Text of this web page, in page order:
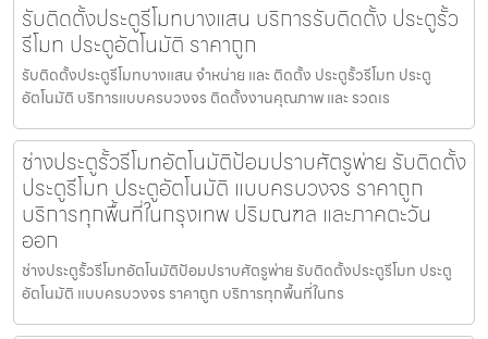
รับติดตั้งประตูรีโมทบางแสน บริการรับติดตั้ง ประตูรั้ว
รีโมท ประตูอัตโนมัติ ราคาถูก
รับติดตั้งประตูรีโมทบางแสน จำหน่าย และ ติดตั้ง ประตูรั้วรีโมท ประตู
อัตโนมัติ บริการแบบครบวงจร ติดตั้งงานคุณภาพ และ รวดเร
ช่างประตูรั้วรีโมทอัตโนมัติป้อมปราบศัตรูพ่าย รับติดตั้ง
ประตูรีโมท ประตูอัตโนมัติ แบบครบวงจร ราคาถูก
บริการทุกพื้นที่ในกรุงเทพ ปริมณฑล และภาคตะวัน
ออก
ช่างประตูรั้วรีโมทอัตโนมัติป้อมปราบศัตรูพ่าย รับติดตั้งประตูรีโมท ประตู
อัตโนมัติ แบบครบวงจร ราคาถูก บริการทุกพื้นที่ในกร